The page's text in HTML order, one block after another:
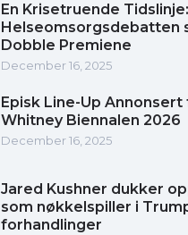
En Krisetruende Tidslinje:
Helseomsorgsdebatten
Dobble Premiene
December 16, 2025
Episk Line-Up Annonsert
Whitney Biennalen 2026
December 16, 2025
Jared Kushner dukker
som nøkkelspiller i
forhandlinger